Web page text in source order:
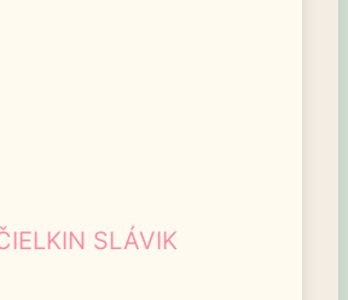
SLÁVIK